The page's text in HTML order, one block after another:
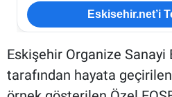
Eskisehir.net’i
Eskişehir Organize Sanayi
tarafından hayata